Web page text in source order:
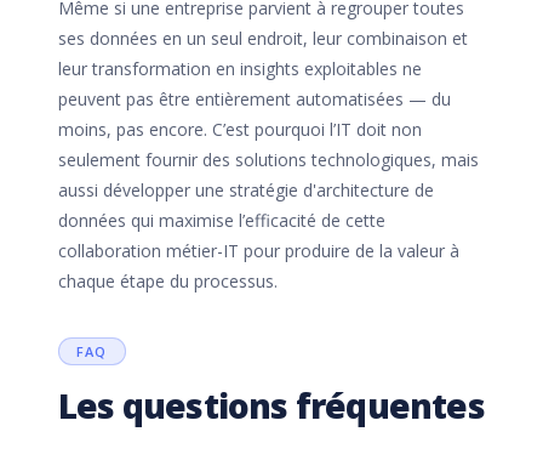
Même si une entreprise parvient à regrouper toutes
ses données en un seul endroit, leur combinaison et
leur transformation en insights exploitables ne
peuvent pas être entièrement automatisées — du
moins, pas encore. C’est pourquoi l’IT doit non
seulement fournir des solutions technologiques, mais
aussi développer une stratégie d'architecture de
données qui maximise l’efficacité de cette
collaboration métier-IT pour produire de la valeur à
chaque étape du processus.
FAQ
Les questions fréquentes